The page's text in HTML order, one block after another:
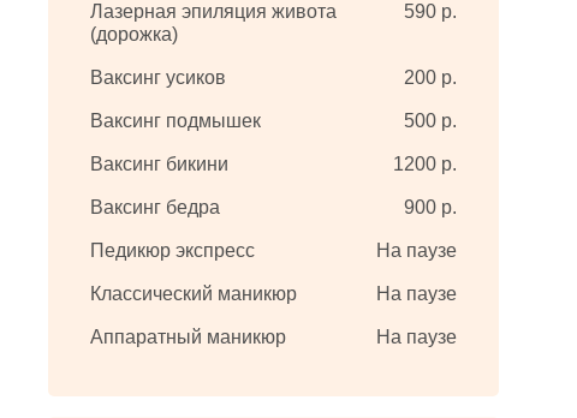
Лазерная эпиляция живота
(дорожка)
590 р.
Ваксинг усиков 200 р.
Ваксинг подмышек 500 р.
Ваксинг бикини 1200 р.
Ваксинг бедра 900 р.
Педикюр экспресс На паузе
Классический маникюр На паузе
Аппаратный маникюр На паузе